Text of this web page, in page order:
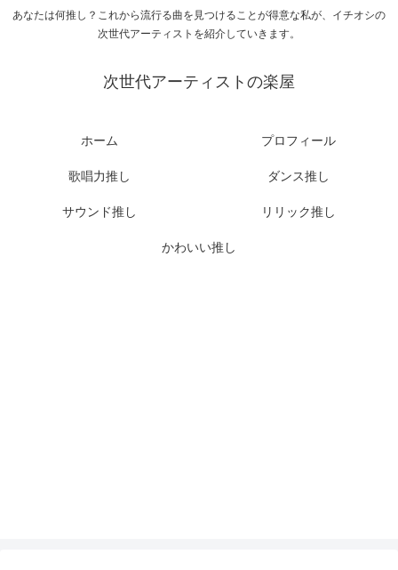
あなたは何推し？これから流行る曲を見つけることが得意な私が、イチオシの
次世代アーティストを紹介していきます。
次世代アーティストの楽屋
ホーム プロフィール
歌唱力推し ダンス推し
サウンド推し リリック推し
かわいい推し